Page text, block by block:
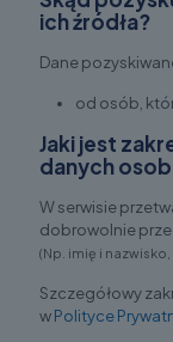
ich źródła?
Dane
od osób,
Jaki jest
danych
W serwisie
dobrowolnie
(Np. imię i
Szczegółowy
wPolityce